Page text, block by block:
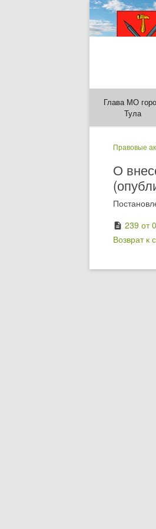
Глава МО
Тула
Правовые
О
description 239 от
Возврат к